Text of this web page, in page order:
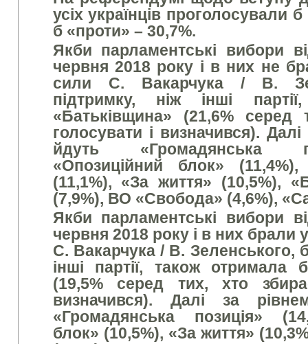
усіх українців проголосували
б «проти» – 30,7%.
Якби парламентські вибори
червня 2018 року і в них не
сили С. Вакарчука / В.
підтримку, ніж інші
«Батьківщина» (21,6%
голосувати і визначився).
йдуть «Громадянська
«Опозиційний блок»
(11,1%), «За життя» (10,5%),
(7,9%), ВО «Свобода» (4,6%),
Якби парламентські вибори
червня 2018 року і в них брали
С. Вакарчука / В. Зеленського,
інші партії, також отримала
(19,5% серед тих, хто
визначився). Далі за
«Громадянська позиція»
блок» (10,5%), «За життя»